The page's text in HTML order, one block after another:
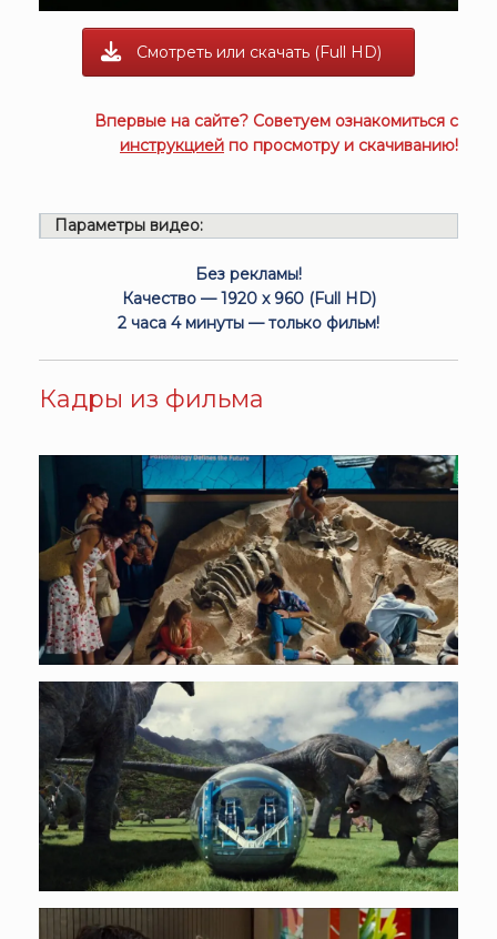
Смотреть или скачать (Full HD)
Впервые на сайте? Советуем ознакомиться с
инструкцией по просмотру и скачиванию!
Параметры видео:
Без рекламы!
Качество — 1920 x 960 (Full HD)
2 часа 4 минуты — только фильм!
Кадры из фильма